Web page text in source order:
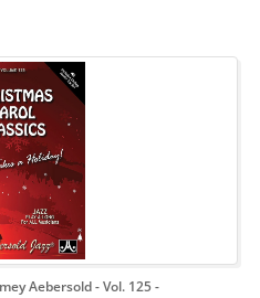
Aebersold - Vol. 125-